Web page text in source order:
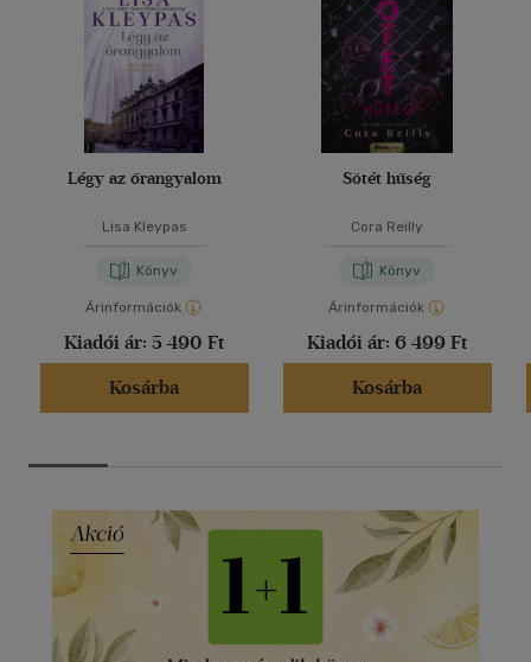
Légy az őrangyalom
Lisa Kleypas
Könyv
Árinformációk
Kiadói ár: 5 490 Ft
Kosárba
Sötét hűség
Cora Reilly
Könyv
Árinformációk
Kiadói ár: 6 499 Ft
Kosárba